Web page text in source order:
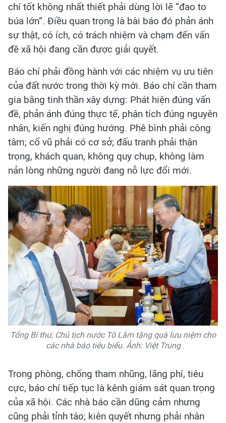
chí tốt không nhất thiết phải dùng lời lẽ “đao to
búa lớn”. Điều quan trọng là bài báo đó phản ánh
sự thật, có ích, có trách nhiệm và chạm đến vấn
đề xã hội đang cần được giải quyết.
Báo chí phải đồng hành với các nhiệm vụ ưu tiên
của đất nước trong thời kỳ mới. Báo chí cần tham
gia bằng tinh thần xây dựng: Phát hiện đúng vấn
đề, phản ánh đúng thực tế, phân tích đúng nguyên
nhân, kiến nghị đúng hướng. Phê bình phải công
tâm; cổ vũ phải có cơ sở; đấu tranh phải thận
trọng, khách quan, không quy chụp, không làm
nản lòng những người đang nỗ lực đổi mới.
Tổng Bí thư, Chủ tịch nước Tô Lâm tặng quà lưu niệm cho
các nhà báo tiêu biểu. Ảnh: Việt Trung
Trong phòng, chống tham nhũng, lãng phí, tiêu
cực, báo chí tiếp tục là kênh giám sát quan trọng
của xã hội. Các nhà báo cần dũng cảm nhưng
cũng phải tỉnh táo; kiên quyết nhưng phải nhân